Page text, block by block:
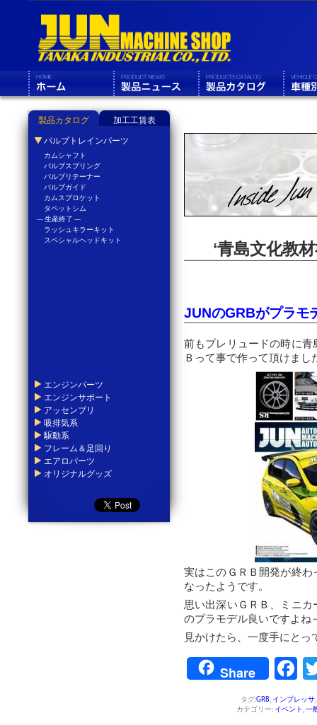
‘青島文化教
JUNのGRBがプラモ
前もプレリュードの時に
Ｂって事で作って頂けまし
実はこのＧＲＢ開発が終
なったようです。
思い出深いＧＲＢ、ミニ
のプラモデル良いですよね
見かけたら、一度手にとっ
Share
タグ:GRB, インプレッサ,
カテゴリー: イベント ,一
製品カタログ 加工工賃表
バルブトレインパーツ
カムシャフト
バルブスプリング
バルブリテーナー
バルブガイド
カムスプロケット
タペットシム
--- 生産終了 ---
ラッシュキラーキット
スペシャルヘッドキット
エンジンパーツ
エンジンサポート
アッセンブリ
吸排気系
駆動系
フレーム＆足回り
エアロパーツ
オリジナルグッズ